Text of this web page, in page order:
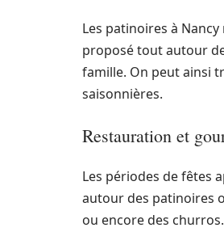
Les patinoires à
proposé tout autour
famille. On peut ainsi
saisonnières.
Restauration et
Les périodes de fêtes
autour des patinoires
ou encore des